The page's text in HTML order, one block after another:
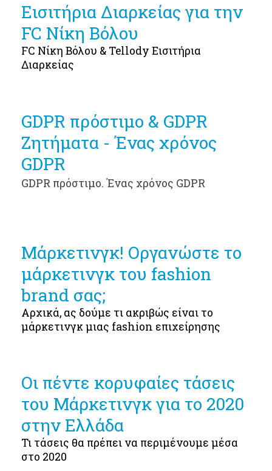
Εισιτήρια Διαρκείας για την
FC Νίκη Βόλου
FC Νίκη Βόλου & Tellody Εισιτήρια
Διαρκείας
GDPR πρόστιμο & GDPR
Ζητήματα - Ένας χρόνος
GDPR
GDPR πρόστιμο. Ένας χρόνος GDPR
Μάρκετινγκ! Οργανώστε το
μάρκετινγκ του fashion
brand σας;
Αρχικά, ας δούμε τι ακριβώς είναι το
μάρκετινγκ μιας fashion επιχείρησης
Οι πέντε κορυφαίες τάσεις
του Μάρκετινγκ για το 2020
στην Ελλάδα
Τι τάσεις θα πρέπει να περιμένουμε μέσα
στο 2020